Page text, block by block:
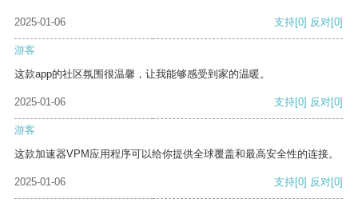
2025-01-06 支持[0] 反对[0]
游客
这款app的社区氛围很温馨，让我能够感受到家的温暖。
2025-01-06 支持[0] 反对[0]
游客
这款加速器VPM应用程序可以给你提供全球覆盖和最高安全性的连接。
2025-01-06 支持[0] 反对[0]